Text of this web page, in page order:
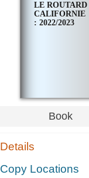
LE ROUTARD
CALIFORNIE
: 2022/2023
Book
Details
Copy Locations